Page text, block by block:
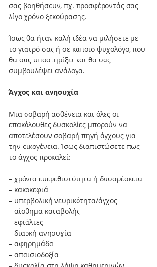
σας βοηθήσουν, πχ. προσφέροντάς σας
λίγο χρόνο ξεκούρασης.
Ίσως θα ήταν καλή ιδέα να μιλήσετε με
το γιατρό σας ή σε κάποιο ψυχολόγο, που
θα σας υποστηρίξει και θα σας
συμβουλέψει ανάλογα.
Άγχος και ανησυχία
Μια σοβαρή ασθένεια και όλες οι
επακόλουθες δυσκολίες μπορούν να
αποτελέσουν σοβαρή πηγή άγχους για
την οικογένεια. Ίσως διαπιστώσετε πως
το άγχος προκαλεί:
– χρόνια ευερεθιστότητα ή δυσαρέσκεια
– κακοκεφιά
– υπερβολική νευρικότητα/άγχος
– αίσθημα καταβολής
– εφιάλτες
– διαρκή ανησυχία
– αφηρημάδα
– απαισιοδοξία